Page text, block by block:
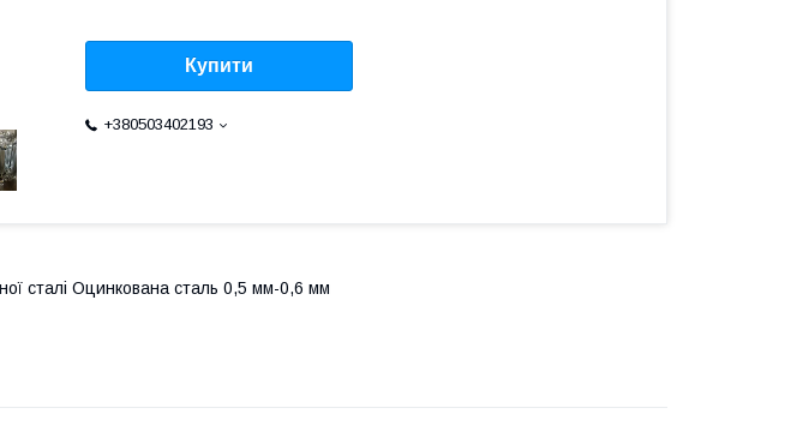
Купити
+380503402193
сталі Оцинкована сталь 0,5 мм-0,6 мм